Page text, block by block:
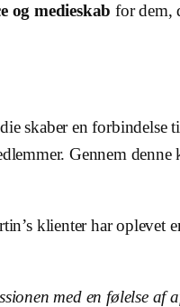
og medieskab for dem,
skaber en forbindelse
Gennem denne
klienter har oplevet
med en følelse af